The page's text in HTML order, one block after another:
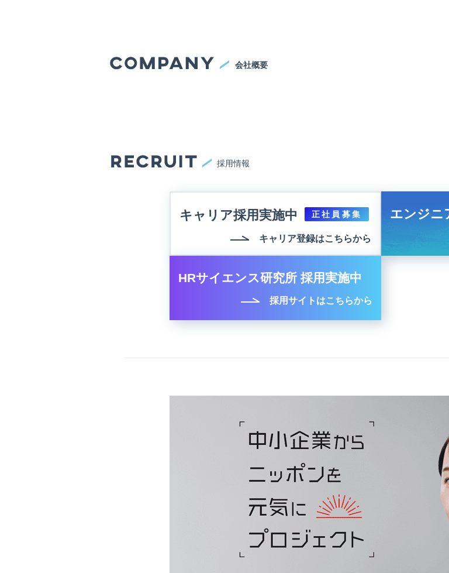
会社概要
採用情報
キャリア採用実施中 正社員募集
キャリア登録はこちらから
エンジニ
HRサイエンス研究所 採用実施中
採用サイトはこちらから